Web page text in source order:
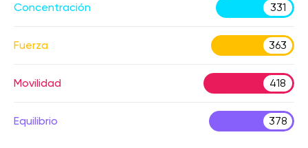
Concentración 331
Fuerza 363
Movilidad 418
Equilibrio 378